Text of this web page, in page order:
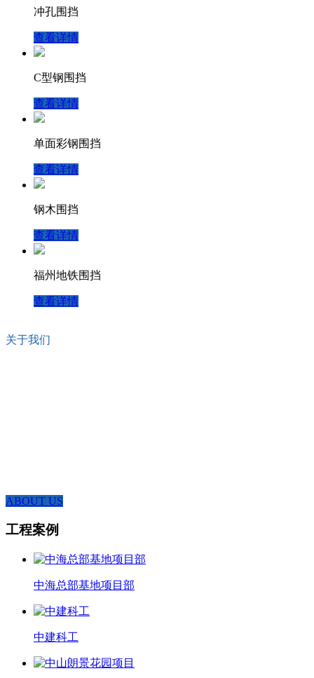
冲孔围挡
查看详情
C型钢围挡
查看详情
单面彩钢围挡
查看详情
钢木围挡
查看详情
福州地铁围挡
查看详情
关于我们
ABOUT US
工程案例
中海总部基地项目部
中建科工